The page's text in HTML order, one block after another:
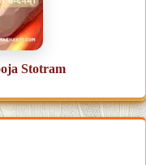
Stotram